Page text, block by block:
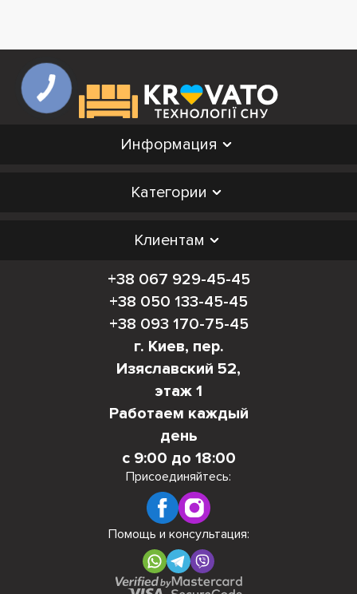
Информация
Категории
Клиентам
+38 067 929-45-45
+38 050 133-45-45
+38 093 170-75-45
г. Киев, пер.
Изяславский 52,
этаж 1
Работаем каждый
день
с 9:00 до 18:00
Присоединяйтесь:
Помощь и консультация: